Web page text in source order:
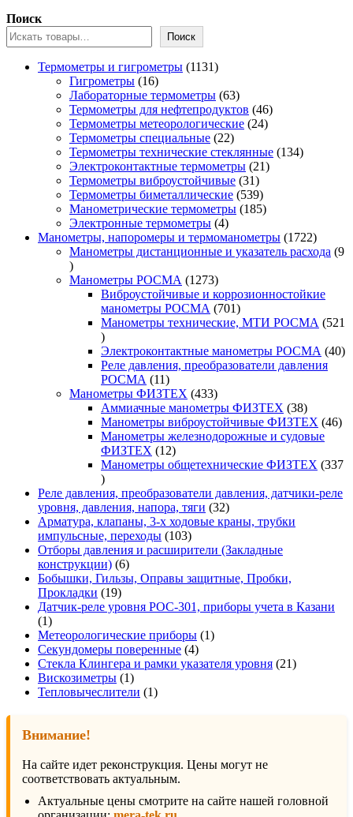
Поиск
Поиск
Термометры и гигрометры 11311131
Гигрометры 1616
товаров
Лабораторные термометры 6363
товара
Термометры для нефтепродуктов 4646
Термометры метеорологические 2424
Термометры специальные 2222
товара
Термометры технические стеклянные 134134
Электроконтактные термометры 2121
Термометры виброустойчивые 3131
товар
Термометры биметаллические 539539
товаров
Манометрические термометры 185185
Электронные термометры 44
товара
Манометры, напоромеры и термоманометры 17221722
товара
Манометры дистанционные и указатель расхода 9
9
товаров
Манометры РОСМА 12731273
товара
Виброустойчивые и коррозионностойкие
манометры РОСМА
701701
товар
Манометры технические, МТИ РОСМА
521
521
товар
Электроконтактные манометры РОСМА 4040
Реле давления, преобразователи давления
РОСМА
1111
товаров
Манометры ФИЗТЕХ 433433
товара
Аммиачные манометры ФИЗТЕХ 3838
товаров
Манометры виброустойчивые ФИЗТЕХ 4646
Манометры железнодорожные и судовые
ФИЗТЕХ
1212
товаров
Манометры общетехнические ФИЗТЕХ 337
337
товаров
Реле давления, преобразователи давления, датчики-реле
уровня, давления, напора, тяги 3232
товара
Арматура, клапаны, 3-х ходовые краны, трубки
импульсные, переходы 103103
товара
Отборы давления и расширители (Закладные
конструкции) 66
товаров
Бобышки, Гильзы, Оправы защитные, Пробки,
Прокладки
1919
товаров
Датчик-реле уровня РОС-301, приборы учета в Казани
11
товар
Метеорологические приборы 11
Секундомеры поверенные 44
товара
Стекла Клингера и рамки указателя уровня 2121
Вискозиметры 11
товар
Тепловычеслители 11
Внимание!
На сайте идет реконструкция. Цены могут не
соответствовать актуальным.
Актуальные цены смотрите на сайте нашей головной